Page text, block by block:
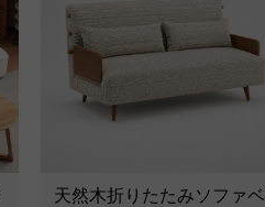
天然木折りたたみソファベ